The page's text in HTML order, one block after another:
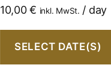
10,00€ inkl. MwSt. / day
SELECT DATE(S)